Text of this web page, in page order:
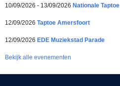
10/09/2026 - 13/09/2026 Nationale Taptoe
12/09/2026 Taptoe Amersfoort
12/09/2026 EDE Muziekstad Parade
Bekijk alle evenementen